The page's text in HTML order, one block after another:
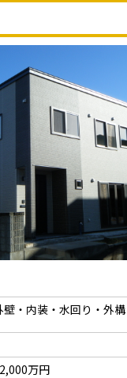
壁・内装・水回り・外構
万円